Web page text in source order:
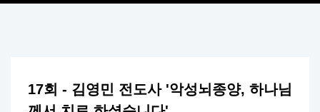
17회 - 김영민 전도사 '악성뇌종양, 하나님